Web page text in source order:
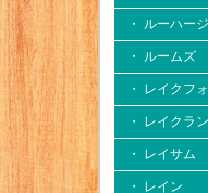
・ ルーハー
・ ルームズ
・ レイクフ
・ レイクラ
・ レイサム
・ レイン